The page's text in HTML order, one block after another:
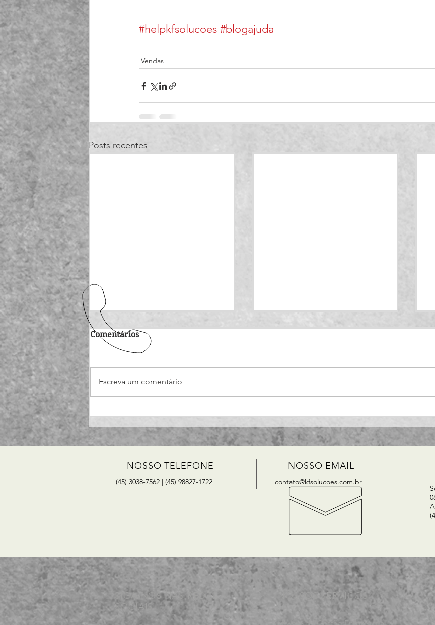
#helpkfsolucoes #blogajuda
Vendas
Posts recentes
Valor Final dos Produtos,
incluindo os Tributos, sem
cadastrar o cliente?
agrupamento de pedidos?
Comentários
Escreva um comentário
NOSSO TELEFONE
(45) 3038-7562 | (45) 98827-1722
NOSSO EMAIL
contato@kfsolucoes.com.br
SIGA-NOS NAS REDES
SOCIAIS
NOSSOS SERVIÇOS